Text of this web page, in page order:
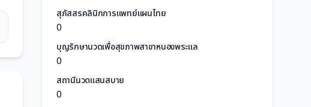
สุภัสสรคลินิกการแพทย์แผนไทย
0
บุญรักษานวดเพื่อสุขภาพสาขาหนองพระแล
0
สถานีนวดแสนสบาย
0